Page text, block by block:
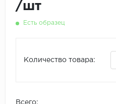
/шт
Есть образец
Количество товара:
Всего: